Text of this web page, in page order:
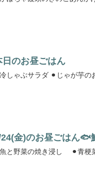
日のお昼ごはん
金)のお昼ごはん🐟